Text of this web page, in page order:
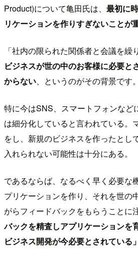
Product)について亀田氏は、 最初に
リケーションを作りすぎないことが
「社内の限られた関係者と会議を繰
ビジネスが世の中のお客様に必要と
からない、というのがその背景です
特に今はSNS、スマートフォンなど
は細分化していると言われている。
をし、新規のビジネスを作ったとし
入れられない可能性は十分にある。
であるならば、なるべく早く必要な
プリケーションを作り、それを世の
がらフィードバックをもらうことに
バックを精査しアプリケーションを
ビジネス開発が今必要とされている」